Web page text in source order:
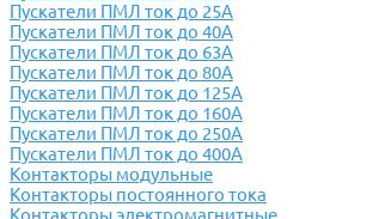
Пускатели ПМЛ ток до 25А
Пускатели ПМЛ ток до 40А
Пускатели ПМЛ ток до 63А
Пускатели ПМЛ ток до 80А
Пускатели ПМЛ ток до 125А
Пускатели ПМЛ ток до 160А
Пускатели ПМЛ ток до 250А
Пускатели ПМЛ ток до 400А
Контакторы модульные
Контакторы постоянного тока
Контакторы электромагнитные